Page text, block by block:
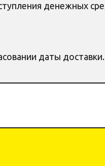
денежных
даты доставки.